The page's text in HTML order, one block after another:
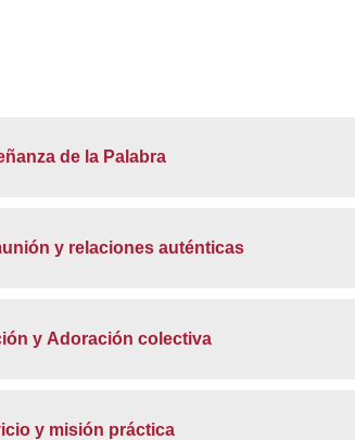
de la Palabra
y relaciones auténticas
y Adoración colectiva
y misión práctica